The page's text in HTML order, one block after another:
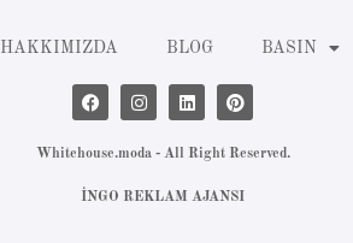
HAKKIMIZDA BLOG BASIN
Whitehouse.moda - All Right Reserved.
İNGO REKLAM AJANSI